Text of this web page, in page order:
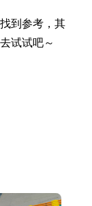
到参考，其
试试吧～